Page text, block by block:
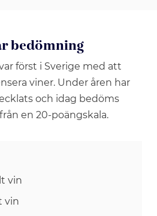
bedömning
först i Sverige med att
viner. Under åren har
och idag bedöms
en 20-poängskala.
vin
vin